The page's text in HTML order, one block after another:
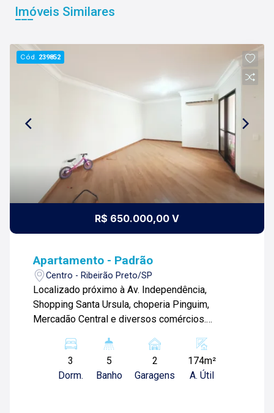
Imóveis Similares
Cód. 239852
R$ 650.000,00 V
Apartamento - Padrão
Centro - Ribeirão Preto/SP
Localizado próximo à Av. Independência,
Shopping Santa Ursula, choperia Pinguim,
Mercadão Central e diversos comércios.
suítes; -01 banheiro social; -Sala 02 ambientes;
-Cozinha com armários; -Despensa; -Área de
serviços; -02 vagas de garagem. Para mais
3
Dorm.
5
Banho
2
Garagens
174m²
A. Útil